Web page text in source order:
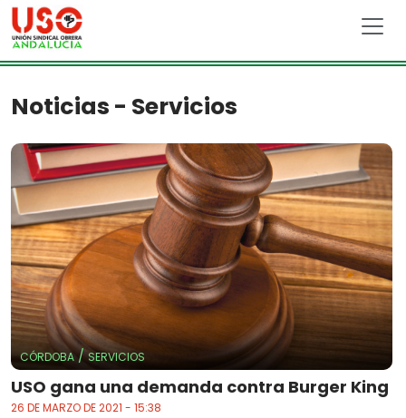
Skip to main content
Noticias - Servicios
CÓRDOBA /SERVICIOS
USO gana una demanda contra Burger King
26 DE MARZO DE 2021 - 15:38